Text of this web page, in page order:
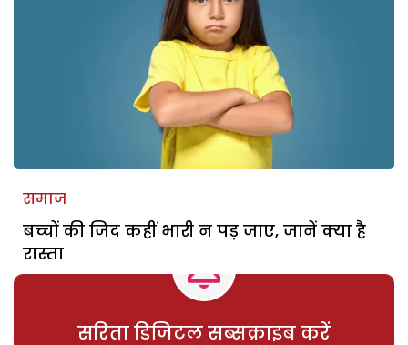
समाज
बच्चों की जिद कहीं भारी न पड़ जाए, जानें क्या है
रास्ता
सरिता डिजिटल सब्सक्राइब करें